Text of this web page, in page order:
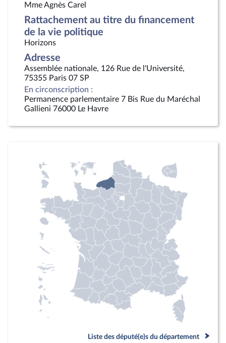
Mme Agnès Carel
Rattachement au titre du financement
de la vie politique
Horizons
Adresse
Assemblée nationale, 126 Rue de l'Université,
75355 Paris 07 SP
En circonscription :
Permanence parlementaire 7 Bis Rue du Maréchal
Gallieni 76000 Le Havre
Liste des député(e)s du département